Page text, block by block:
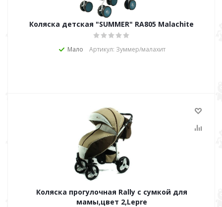
Коляска детская "SUMMER" RA805 Malachite
Мало Артикул: Зуммер/малахит
Коляска прогулочная Rally с сумкой для
мамы,цвет 2,Lepre